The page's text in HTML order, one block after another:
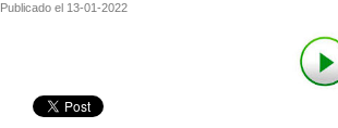
Publicado el 13-01-2022